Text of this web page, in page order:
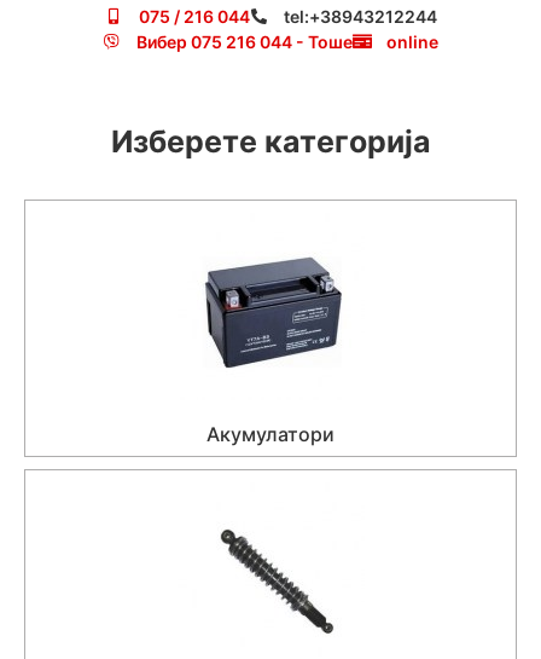
075 / 216 044
tel:+38943212244
Вибер 075 216 044 - Тоше
online
Изберете категорија
Акумулатори